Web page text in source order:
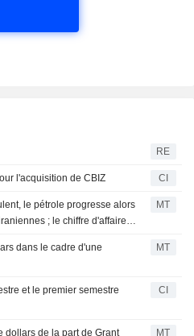
RE
l'acquisition de CBIZ CI
le pétrole progresse alors
; le chiffre d'affaires
MT
dans le cadre d'une
MT
et le premier semestre
CI
dollars de la part de Grant
MT